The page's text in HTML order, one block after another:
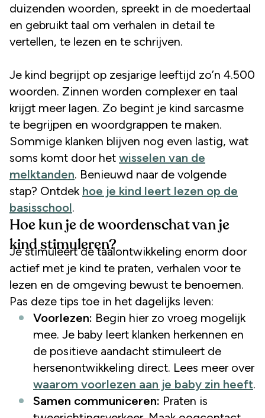
duizenden woorden, spreekt in de moedertaal
en gebruikt taal om verhalen in detail te
vertellen, te lezen en te schrijven.
Je kind begrijpt op zesjarige leeftijd zo’n 4.500
woorden. Zinnen worden complexer en taal
krijgt meer lagen. Zo begint je kind sarcasme
te begrijpen en woordgrappen te maken.
Sommige klanken blijven nog even lastig, wat
soms komt door het wisselen van de
melktanden. Benieuwd naar de volgende
stap? Ontdek hoe je kind leert lezen op de
basisschool.
Hoe kun je de woordenschat van je
kind stimuleren?
Je stimuleert de taalontwikkeling enorm door
actief met je kind te praten, verhalen voor te
lezen en de omgeving bewust te benoemen.
Pas deze tips toe in het dagelijks leven:
Voorlezen: Begin hier zo vroeg mogelijk
mee. Je baby leert klanken herkennen en
de positieve aandacht stimuleert de
hersenontwikkeling direct. Lees meer over
waarom voorlezen aan je baby zin heeft.
Samen communiceren: Praten is